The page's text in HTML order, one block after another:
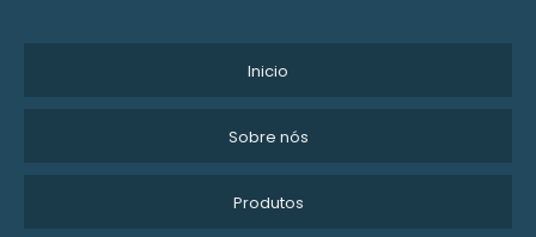
Inicio
Sobre nós
Produtos